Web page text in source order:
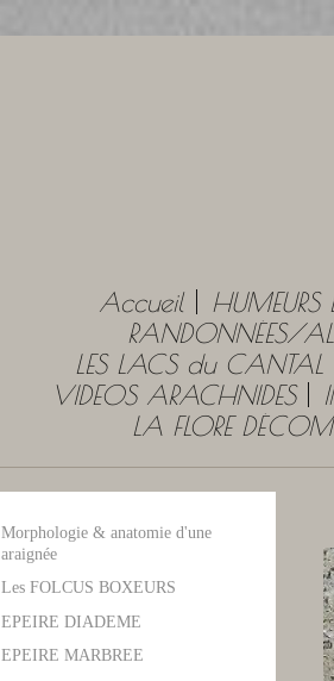
Accueil
RANDONNÉES/
LES LACS du CANTAL
VIDEOS ARACHNIDES
LA FLORE
Morphologie & anatomie d'une
araignée
Les FOLCUS BOXEURS
EPEIRE DIADEME
EPEIRE MARBREE